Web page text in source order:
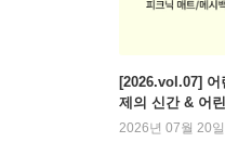
[2026.vol.07]
제의 신간 & 어
2026년 07월 20